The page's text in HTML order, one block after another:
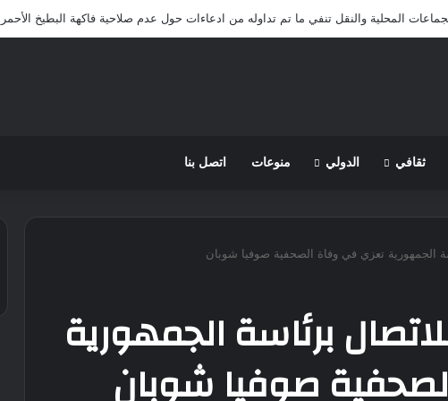
المحلية والنقل تنفي ما تم تداوله من ادعاءات حول عدم صلاحية فاكهة البطيخ الأحمر
ثقافي الدولي منوعات اتصل بنا
الجمهورية تعزي في وفاة الصحفية صوفيا شوبان
برئاسة الجمهورية
صوفيا شوبان